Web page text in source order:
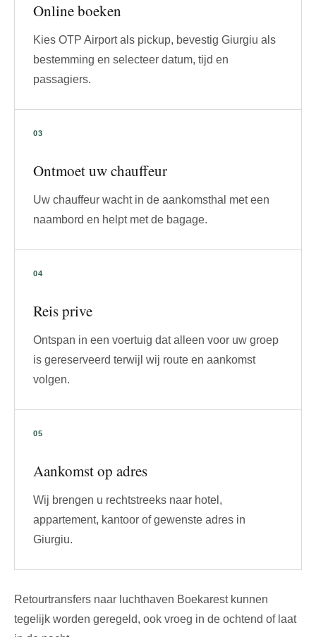
Online boeken
Kies OTP Airport als pickup, bevestig Giurgiu als
bestemming en selecteer datum, tijd en
passagiers.
Ontmoet uw chauffeur
Uw chauffeur wacht in de aankomsthal met een
naambord en helpt met de bagage.
Reis prive
Ontspan in een voertuig dat alleen voor uw groep
is gereserveerd terwijl wij route en aankomst
volgen.
Aankomst op adres
Wij brengen u rechtstreeks naar hotel,
appartement, kantoor of gewenste adres in
Giurgiu.
Retourtransfers naar luchthaven Boekarest kunnen
tegelijk worden geregeld, ook vroeg in de ochtend of laat